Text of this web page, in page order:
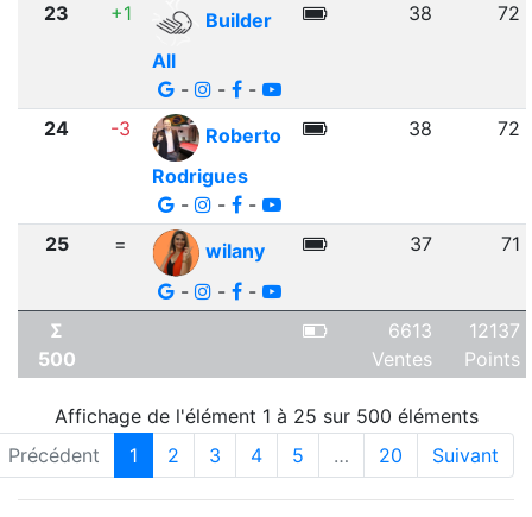
23 +1
Builder
All
-
- -
38 72
24 -3
Roberto
Rodrigues
-
- -
38 72
25 =
wilany
-
- -
37 71
Σ
500
6613
Ventes
12137
Points
Affichage de l'élément 1 à 25 sur 500 éléments
Précédent
1 2 3 4 5 … 20 Suivant